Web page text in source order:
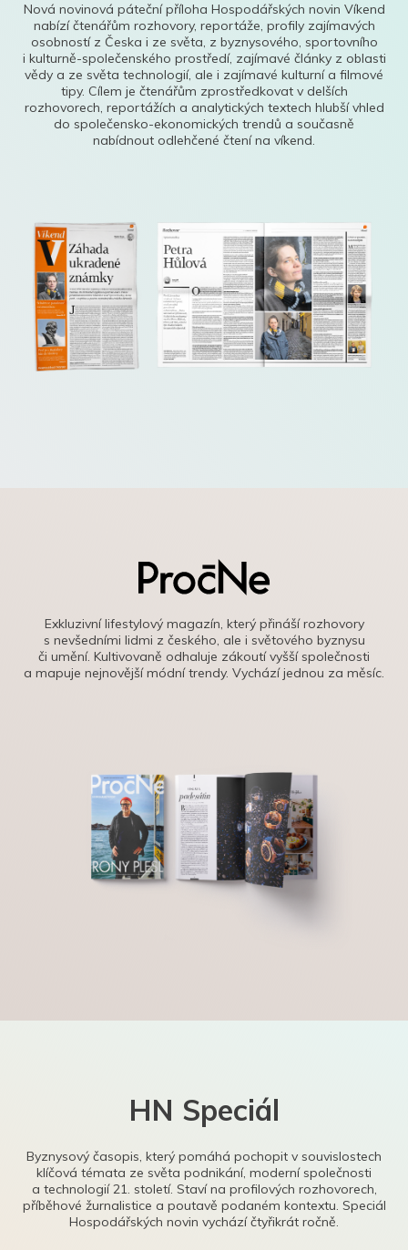
Nová novinová páteční příloha Hospodářských novin Víkend
nabízí čtenářům rozhovory, reportáže, profily zajímavých
osobností z Česka i ze světa, z byznysového, sportovního
i kulturně-společenského prostředí, zajímavé články z oblasti
vědy a ze světa technologií, ale i zajímavé kulturní a filmové
tipy. Cílem je čtenářům zprostředkovat v delších
rozhovorech, reportážích a analytických textech hlubší vhled
do společensko-ekonomických trendů a současně
nabídnout odlehčené čtení na víkend.
Exkluzivní lifestylový magazín, který přináší rozhovory
s nevšedními lidmi z českého, ale i světového byznysu
či umění. Kultivovaně odhaluje zákoutí vyšší společnosti
a mapuje nejnovější módní trendy. Vychází jednou za měsíc.
HN Speciál
Byznysový časopis, který pomáhá pochopit v souvislostech
klíčová témata ze světa podnikání, moderní společnosti
a technologií 21. století. Staví na profilových rozhovorech,
příběhové žurnalistice a poutavě podaném kontextu. Speciál
Hospodářských novin vychází čtyřikrát ročně.